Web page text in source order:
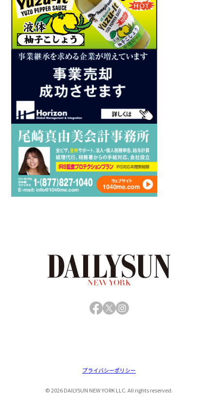
Facebook
X Instagram
© 2026 DAILYSUN NEW YORK LLC. All rights reserved.
プライバシーポリシー